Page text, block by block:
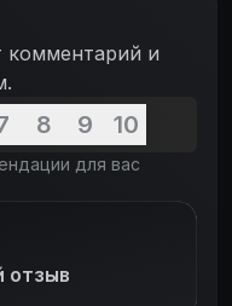
комментарий и
8 9 10
для вас
отзыв